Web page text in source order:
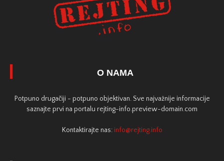
O NAMA
Potpuno drugačiji - potpuno objektivan. Sve najvažnije informacije
saznajte prvi na portalu rejting-info.preview-domain.com
Kontaktirajte nas: info@rejting.info